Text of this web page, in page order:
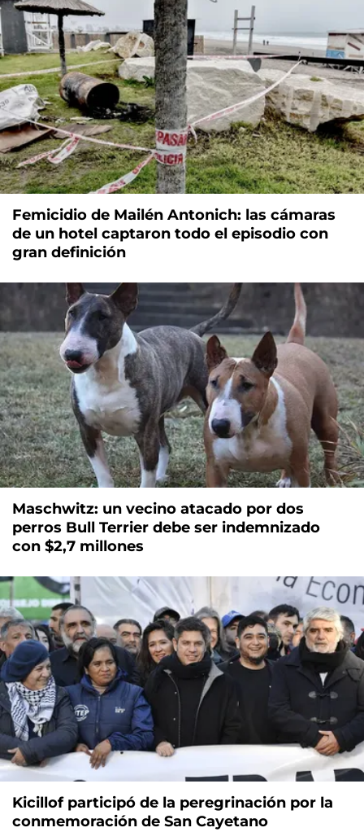
Femicidio de Mailén Antonich: las cámaras
de un hotel captaron todo el episodio con
gran definición
Maschwitz: un vecino atacado por dos
perros Bull Terrier debe ser indemnizado
con $2,7 millones
Kicillof participó de la peregrinación por la
conmemoración de San Cayetano